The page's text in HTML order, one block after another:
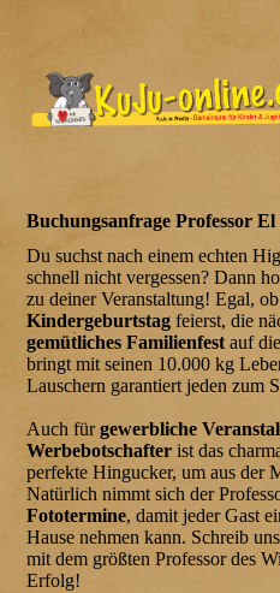
Buchungsanfrage Professor El
Du suchst nach einem echten
schnell nicht vergessen? Dann
zu deiner Veranstaltung! Egal,
Kindergeburtstag feierst, die
gemütliches Familienfest auf
bringt mit seinen 10.000 kg
Lauschern garantiert jeden zum
Auch fürgewerbliche
Werbebotschafter ist das
perfekte Hingucker, um aus der
Natürlich nimmt sich der
Fototermine, damit jeder Gast
Hause nehmen kann. Schreib
mit dem größten Professor des
Erfolg!